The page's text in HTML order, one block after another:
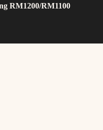
RM1200/RM1100